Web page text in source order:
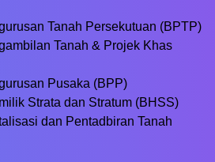
Tanah Persekutuan (BPTP)
Tanah & Projek Khas
Pusaka (BPP)
Strata dan Stratum (BHSS)
dan Pentadbiran Tanah